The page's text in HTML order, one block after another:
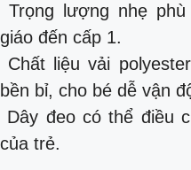
Trọng lượng nhẹ
giáo đến cấp 1.
Chất liệu vải
bền bỉ, cho bé dễ vận
Dây đeo có thể điều
của trẻ.